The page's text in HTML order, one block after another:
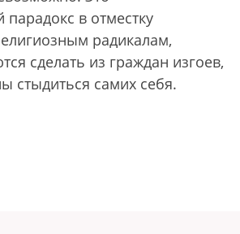
в отместку
радикалам,
сделать из граждан изгоев,
стыдиться самих себя.